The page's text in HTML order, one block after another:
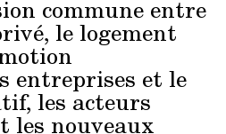
commune entre
le logement
entreprises et le
les acteurs
les nouveaux